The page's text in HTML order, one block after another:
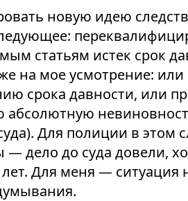
новую идею
статьям истек срок
на мое усмотрение:
срока давности, или
абсолютную
Для полиции в этом
дело до суда довели,
лет. Для меня —